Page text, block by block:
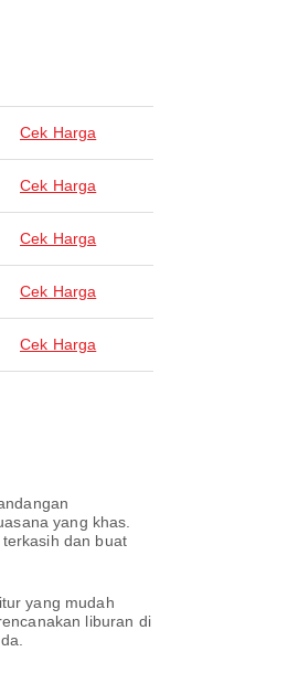
Cek Harga
Cek Harga
Cek Harga
Cek Harga
Cek Harga
yang khas.
dan buat
yang mudah
liburan di